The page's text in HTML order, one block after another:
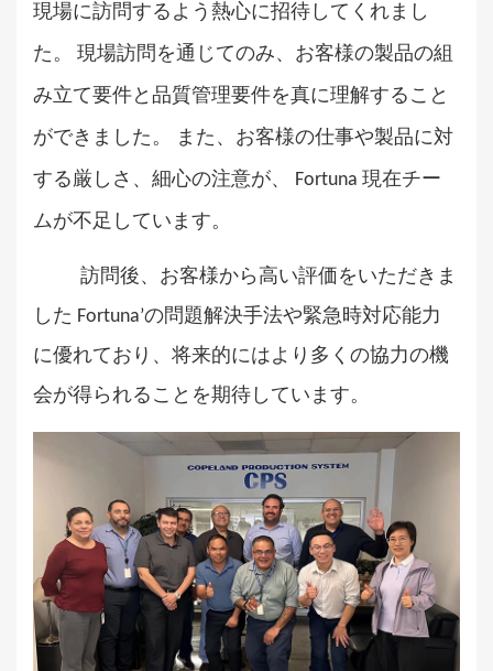
現場に訪問するよう熱心に招待してくれまし
た。 現場訪問を通じてのみ、お客様の製品の組
み立て要件と品質管理要件を真に理解すること
ができました。 また、お客様の仕事や製品に対
する厳しさ、細心の注意が、 Fortuna 現在チー
ムが不足しています。
訪問後、お客様から高い評価をいただきま
した Fortuna’の問題解決手法や緊急時対応能力
に優れており、将来的にはより多くの協力の機
会が得られることを期待しています。